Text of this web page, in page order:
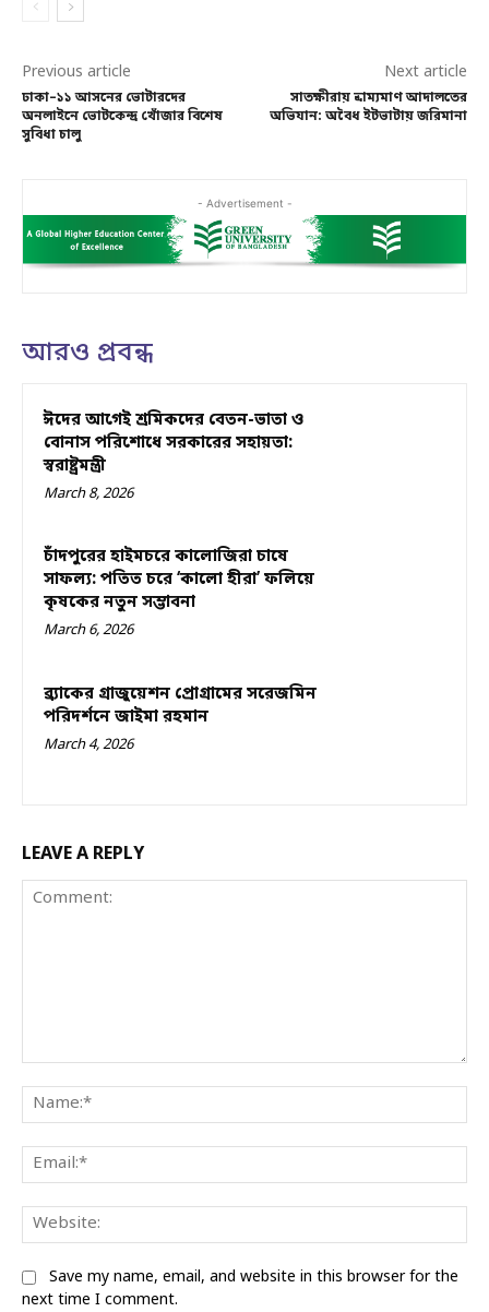
Previous article
ঢাকা–১১ আসনের ভোটারদের
অনলাইনে ভোটকেন্দ্র খোঁজার বিশেষ
সুবিধা চালু
Next article
সাতক্ষীরায় ভ্রাম্যমাণ আদালতের
অভিযান: অবৈধ ইটভাটায় জরিমানা
- Advertisement -
আরও প্রবন্ধ
ঈদের আগেই শ্রমিকদের বেতন-ভাতা ও
বোনাস পরিশোধে সরকারের সহায়তা:
স্বরাষ্ট্রমন্ত্রী
March 8, 2026
চাঁদপুরের হাইমচরে কালোজিরা চাষে
সাফল্য: পতিত চরে ‘কালো হীরা’ ফলিয়ে
কৃষকের নতুন সম্ভাবনা
March 6, 2026
ব্র্যাকের গ্রাজুয়েশন প্রোগ্রামের সরেজমিন
পরিদর্শনে জাইমা রহমান
March 4, 2026
LEAVE A REPLY
Save my name, email, and website in this browser for the
next time I comment.